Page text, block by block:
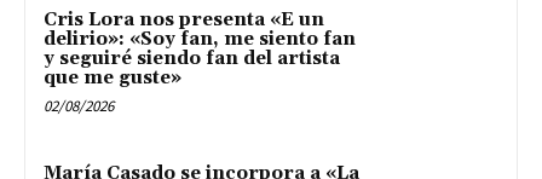
Cris Lora nos presenta «E un
delirio»: «Soy fan, me siento fan
y seguiré siendo fan del artista
que me guste»
02/08/2026
María Casado se incorpora a «La